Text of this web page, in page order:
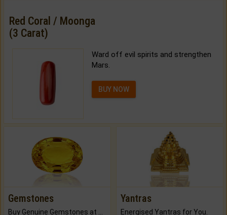
Red Coral / Moonga
(3 Carat)
Ward off evil spirits and strengthen
Mars.
BUY NOW
Gemstones Yantras
Energised Yantras for You.